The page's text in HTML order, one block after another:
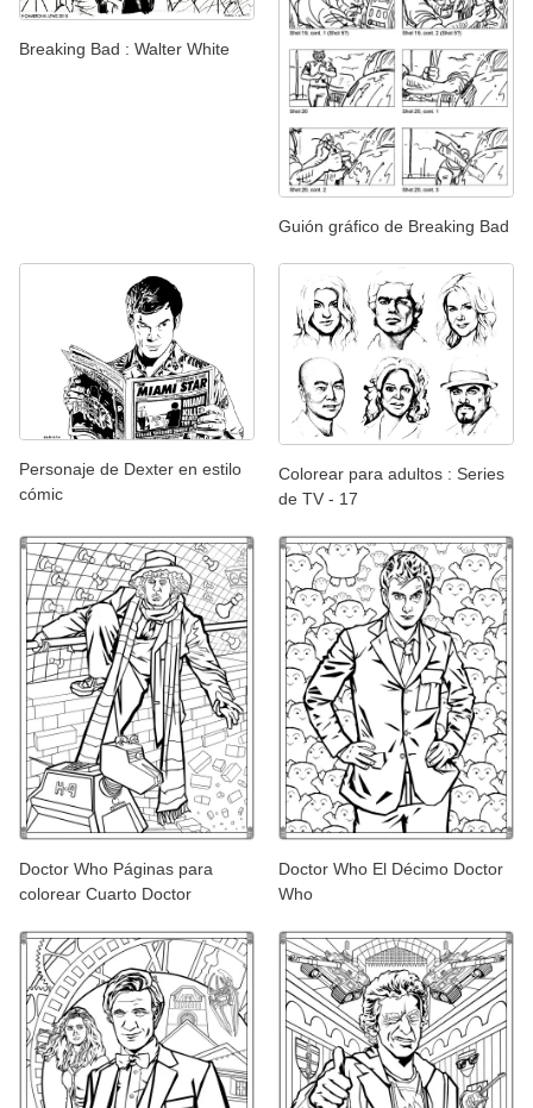
Breaking Bad : Walter White
Guión gráfico de Breaking Bad
Personaje de Dexter en estilo
cómic
Colorear para adultos : Series
de TV - 17
Doctor Who Páginas para
colorear Cuarto Doctor
Doctor Who El Décimo Doctor
Who